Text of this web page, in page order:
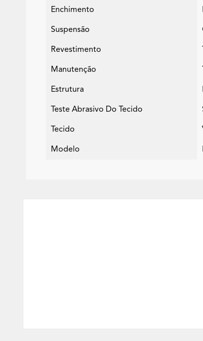
Enchimento
Suspensão
Revestimento
Manutenção
Estrutura
Teste Abrasivo Do Tecido
Tecido
Modelo